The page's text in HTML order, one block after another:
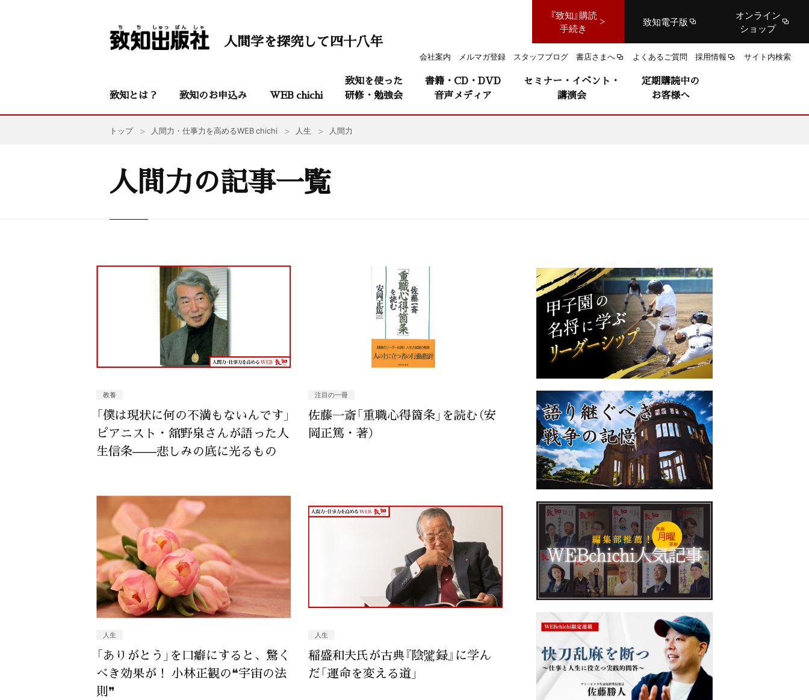
『致知』購読
手続き
致知電子版
オンライン
ショップ
会社案内 メルマガ登録 スタッフブログ 書店さまへ よくあるご質問 採用情報 サイト内検索
人間学を探究して四十八年
致知とは？ 致知のお申込み WEB chichi
致知を使った
研修・勉強会
書籍・CD・DVD
音声メディア
セミナー・イベント・
講演会
定期購読中の
お客様へ
トップ 人間力・仕事力を高めるWEB chichi 人生 人間力
人間力の記事一覧
教養
「僕は現状に何の不満もないんです」
ピアニスト・舘野泉さんが語った人
生信条——悲しみの底に光るもの
注目の一冊
佐藤一斎「重職心得箇条」を読む（安
岡正篤・著）
人生
「ありがとう」を口癖にすると、驚く
べき効果が！ 小林正観の❝宇宙の法
則❞
人生
稲盛和夫氏が古典『陰騭録』に学ん
だ「運命を変える道」